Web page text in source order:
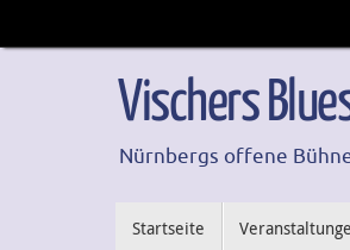
Inhalt
Vischers
Nürnbergs offene
Inhalt
Startseite